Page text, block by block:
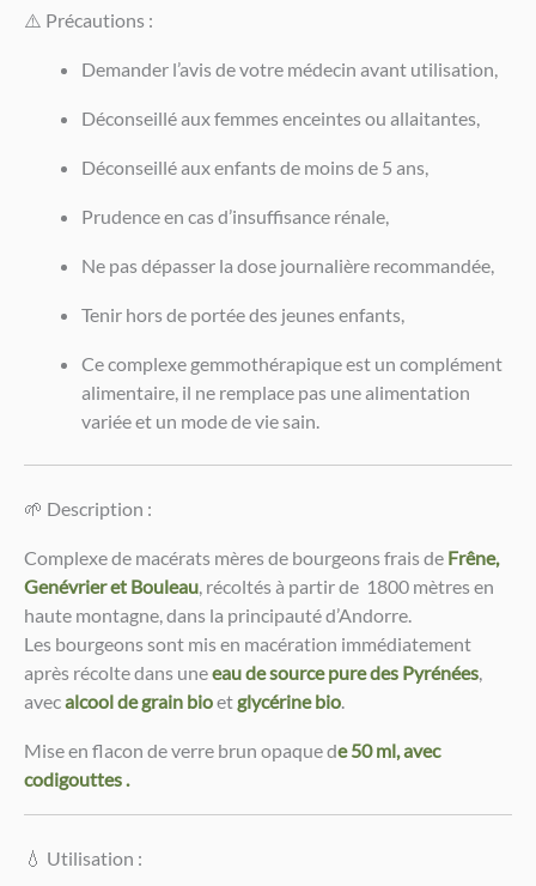
⚠️ Précautions :
Demander l’avis de votre médecin avant utilisation,
Déconseillé aux femmes enceintes ou allaitantes,
Déconseillé aux enfants de moins de 5 ans,
Prudence en cas d’insuffisance rénale,
Ne pas dépasser la dose journalière recommandée,
Tenir hors de portée des jeunes enfants,
Ce complexe gemmothérapique est un complément
alimentaire, il ne remplace pas une alimentation
variée et un mode de vie sain.
🌱 Description :
Complexe de macérats mères de bourgeons frais de Frêne,
Genévrier et Bouleau, récoltés à partir de 1800 mètres en
haute montagne, dans la principauté d’Andorre.
Les bourgeons sont mis en macération immédiatement
après récolte dans uneeau de source pure des Pyrénées,
avecalcool de grain bioetglycérine bio.
Mise en flacon de verre brun opaque de 50 ml, avec
codigouttes .
💧 Utilisation :